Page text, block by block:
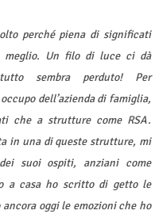
perché piena di significati
meglio. Un filo di luce ci dà
sembra perduto! Per
dell’azienda di famiglia,
che a strutture come RSA.
in una di queste strutture, mi
suoi ospiti, anziani come
a casa ho scritto di getto le
oggi le emozioni che ho